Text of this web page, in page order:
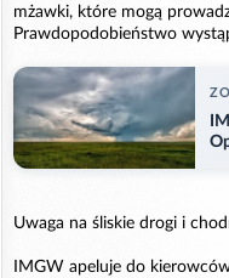
mżawki, które mogą
Prawdopodobieństwo
Uwaga na śliskie drogi i
IMGW apeluje do